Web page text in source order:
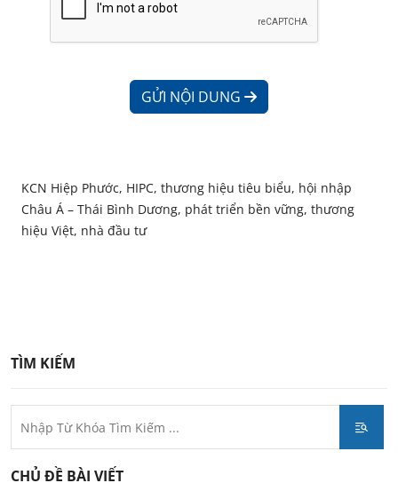
TÌM KIẾM
CHỦ ĐỀ BÀI VIẾT
GỬI NỘI DUNG
KCN Hiệp Phước, HIPC, thương hiệu tiêu biểu, hội nhập
Châu Á – Thái Bình Dương, phát triển bền vững, thương
hiệu Việt, nhà đầu tư